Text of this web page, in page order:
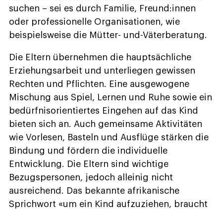
suchen – sei es durch Familie, Freund:innen
oder professionelle Organisationen, wie
beispielsweise die Mütter- und-Väterberatung.
Die Eltern übernehmen die hauptsächliche
Erziehungsarbeit und unterliegen gewissen
Rechten und Pflichten. Eine ausgewogene
Mischung aus Spiel, Lernen und Ruhe sowie ein
bedürfnisorientiertes Eingehen auf das Kind
bieten sich an. Auch gemeinsame Aktivitäten
wie Vorlesen, Basteln und Ausflüge stärken die
Bindung und fördern die individuelle
Entwicklung. Die Eltern sind wichtige
Bezugspersonen, jedoch alleinig nicht
ausreichend. Das bekannte afrikanische
Sprichwort «um ein Kind aufzuziehen, braucht